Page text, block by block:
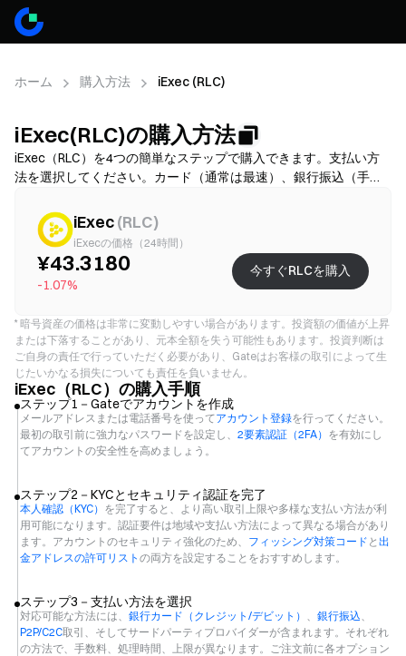
ホーム 購入方法 iExec (RLC)
iExec(RLC)の購入方法
iExec（RLC）を4つの簡単なステップで購入できます。支払い方
法を選択してください。カード（通常は最速）、銀行振込（手数
たはP2P/C2C（選択肢は多いですが、詐欺リスクが高いです）か
ら選び、その後、総コスト（提供業者手数料＋スプレッド）を確
認し、必要に応じてKYCを完了し、2FAでアカウントを保護してく
ださい。利用可能性、上限、手数料、処理時間は地域と提供業者
により異なります。
iExec(RLC)
iExecの価格（24時間）
¥43.3180
-1.07%
今すぐRLCを購入
* 暗号資産の価格は非常に変動しやすい場合があります。投資額の価値が上昇
または下落することがあり、元本全額を失う可能性もあります。投資判断は
ご自身の責任で行っていただく必要があり、Gateはお客様の取引によって生
じたいかなる損失についても責任を負いません。
iExec（RLC）の購入手順
ステップ1－Gateでアカウントを作成
メールアドレスまたは電話番号を使ってアカウント登録を行ってください。
最初の取引前に強力なパスワードを設定し、 2要素認証（2FA） を有効にし
てアカウントの安全性を高めましょう。
ステップ2－KYCとセキュリティ認証を完了
本人確認（KYC） を完了すると、より高い取引上限や多様な支払い方法が利
用可能になります。認証要件は地域や支払い方法によって異なる場合があり
ます。アカウントのセキュリティ強化のため、 フィッシング対策コード と 出
金アドレスの許可リスト の両方を設定することをおすすめします。
ステップ3－支払い方法を選択
対応可能な方法には、 銀行カード（クレジット/デビット） 、 銀行振込、
P2P/C2C取引、そしてサードパーティプロバイダーが含まれます。それぞれ
の方法で、手数料、処理時間、上限が異なります。ご注文前に各オプション